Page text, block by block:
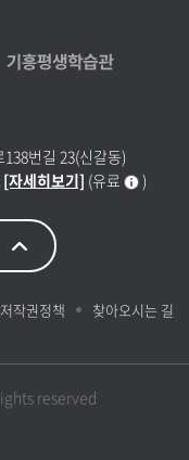
번길 23(신갈동)
[자세히보기] (유료 )
저작권정책 찾아오시는 길
reserved